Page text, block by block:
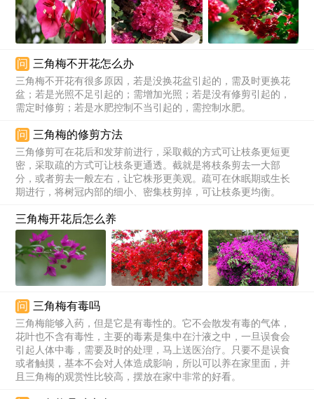
问 三角梅不开花怎么办
三角梅不开花有很多原因，若是没换花盆引起的，需及时更换花
盆；若是光照不足引起的；需增加光照；若是没有修剪引起的，
需定时修剪；若是水肥控制不当引起的，需控制水肥。
问 三角梅的修剪方法
三角修剪可在花后和发芽前进行，采取截的方式可让枝条更短更
密，采取疏的方式可让枝条更通透。截就是将枝条剪去一大部
分，或者剪去一般左右，让它株形更美观。疏可在休眠期或生长
期进行，将树冠内部的细小、密集枝剪掉，可让枝条更均衡。
三角梅开花后怎么养
问 三角梅有毒吗
三角梅能够入药，但是它是有毒性的。它不会散发有毒的气体，
花叶也不含有毒性，主要的毒素是集中在汁液之中，一旦误食会
引起人体中毒，需要及时的处理，马上送医治疗。只要不是误食
或者触摸，基本不会对人体造成影响，所以可以养在家里面，并
且三角梅的观赏性比较高，摆放在家中非常的好看。